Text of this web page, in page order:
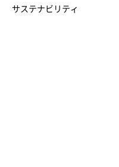
サステナビリティ